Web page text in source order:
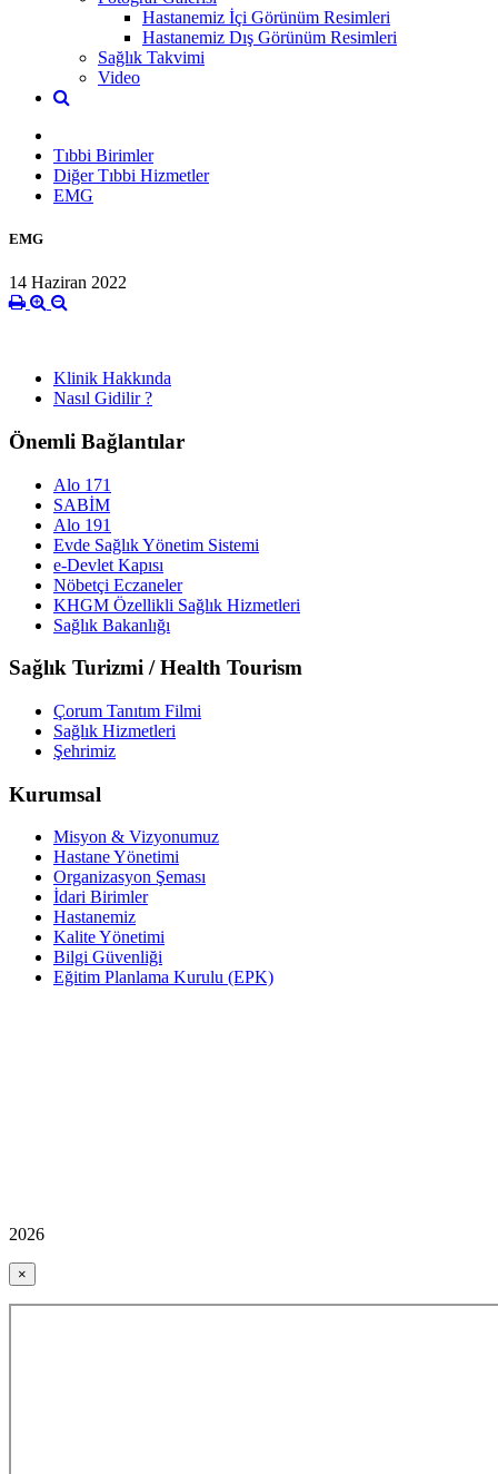
Hastanemiz İçi Görünüm Resimleri
Hastanemiz Dış Görünüm Resimleri
Sağlık Takvimi
Video
Tıbbi Birimler
Diğer Tıbbi Hizmetler
EMG
EMG
14 Haziran 2022
Klinik Hakkında
Nasıl Gidilir ?
Önemli Bağlantılar
Alo 171
SABİM
Alo 191
Evde Sağlık Yönetim Sistemi
e-Devlet Kapısı
Nöbetçi Eczaneler
KHGM Özellikli Sağlık Hizmetleri
Sağlık Bakanlığı
Sağlık Turizmi / Health Tourism
Çorum Tanıtım Filmi
Sağlık Hizmetleri
Şehrimiz
Kurumsal
Misyon & Vizyonumuz
Hastane Yönetimi
Organizasyon Şeması
İdari Birimler
Hastanemiz
Kalite Yönetimi
Bilgi Güvenliği
Eğitim Planlama Kurulu (EPK)
2026
×